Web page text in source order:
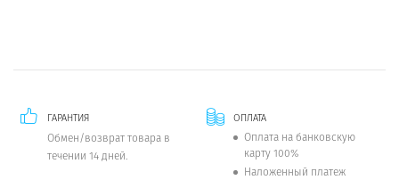
ГАРАНТИЯ
Обмен/возврат товара в
течении 14 дней.
ОПЛАТА
Оплата на банковскую
карту 100%
Наложенный платеж